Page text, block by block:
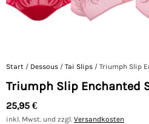
Start / Dessous / Tai Slips / Triumph Slip
Triumph Slip Enchanted
25,95 €
inkl. Mwst. und zzgl. Versandkosten